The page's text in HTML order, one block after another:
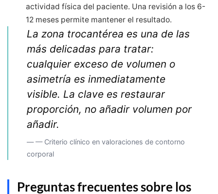
actividad física del paciente. Una revisión a los 6-
12 meses permite mantener el resultado.
La zona trocantérea es una de las
más delicadas para tratar:
cualquier exceso de volumen o
asimetría es inmediatamente
visible. La clave es restaurar
proporción, no añadir volumen por
añadir.
— — Criterio clínico en valoraciones de contorno
corporal
Preguntas frecuentes sobre los